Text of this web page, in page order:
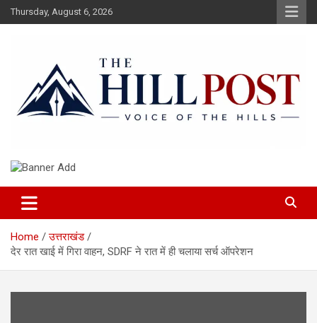
Skip
to
Thursday, August 6, 2026
The Hillpost
Home
उत्तराखंड
देर रात खाई में गिरा वाहन, SDRF ने रात में ही चलाया सर्च ऑपरेशन